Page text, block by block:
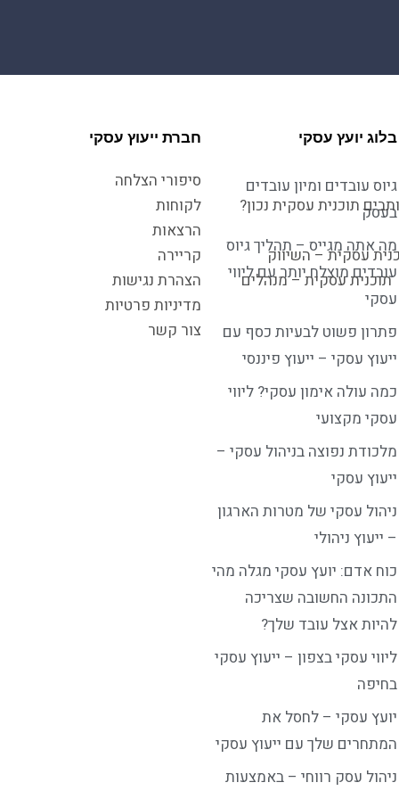
תוכנית עסקית נכון?
עסקית – השיווק
תוכנית עסקית – מנהלים
בלוג יועץ עסקי
גיוס עובדים ומיון עובדים
בעסק
מה אתה מגייס – תהליך גיוס
עובדים מוצלח יותר עם ליווי
עסקי
פתרון פשוט לבעיות כסף עם
ייעוץ עסקי – ייעוץ פיננסי
כמה עולה אימון עסקי? ליווי
עסקי מקצועי
מלכודת נפוצה בניהול עסקי –
ייעוץ עסקי
ניהול עסקי של מטרות הארגון
– ייעוץ ניהולי
כוח אדם: יועץ עסקי מגלה מהי
התכונה החשובה שצריכה
להיות אצל עובד שלך?
ליווי עסקי בצפון – ייעוץ עסקי
בחיפה
יועץ עסקי – לחסל את
המתחרים שלך עם ייעוץ עסקי
ניהול עסק רווחי – באמצעות
חברת ייעוץ עסקי
סיפורי הצלחה
לקוחות
הרצאות
קריירה
הצהרת נגישות
מדיניות פרטיות
צור קשר